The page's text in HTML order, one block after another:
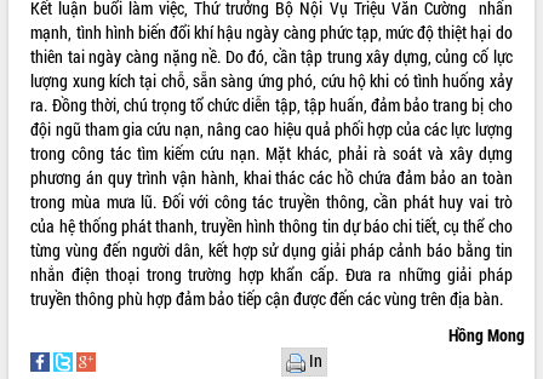
sầu riêng tại Đắk Lắk
Trình diễn nghệ thuật chế biến các
món ăn từ sầu riêng
Đắk Lắk công bố Quy hoạch và xúc
tiến đầu tư tỉnh
Ngành cá ngừ Đắk Lắk chủ động thích
ứng để giữ vững thị trường xuất khẩu
Diễn đàn Kinh tế tư nhân Việt Nam đột
phá cơ chế - Hợp tác công tư
Đề án 06 tạo bước ngoặt đột phá trong
cải cách hành chính tỉnh Đắk Lắk
Kết nối tour, đẩy mạnh chuyển đổi số
Khởi động Dự án Đầu tư xây dựng hạ
Kết luận buổi làm việc, Thứ trưởng Bộ Nội Vụ Triệu Văn Cường nhấn
mạnh, tình hình biến đổi khí hậu ngày càng phức tạp, mức độ thiệt hại do
thiên tai ngày càng nặng nề. Do đó, cần tập trung xây dựng, củng cố lực
lượng xung kích tại chỗ, sẵn sàng ứng phó, cứu hộ khi có tình huống xảy
ra. Đồng thời, chú trọng tổ chức diễn tập, tập huấn, đảm bảo trang bị cho
đội ngũ tham gia cứu nạn, nâng cao hiệu quả phối hợp của các lực lượng
trong công tác tìm kiếm cứu nạn. Mặt khác, phải rà soát và xây dựng
phương án quy trình vận hành, khai thác các hồ chứa đảm bảo an toàn
trong mùa mưa lũ. Đối với công tác truyền thông, cần phát huy vai trò
của hệ thống phát thanh, truyền hình thông tin dự báo chi tiết, cụ thể cho
từng vùng đến người dân, kết hợp sử dụng giải pháp cảnh báo bằng tin
nhắn điện thoại trong trường hợp khẩn cấp. Đưa ra những giải pháp
truyền thông phù hợp đảm bảo tiếp cận được đến các vùng trên địa bàn.
Hồng Mong
In